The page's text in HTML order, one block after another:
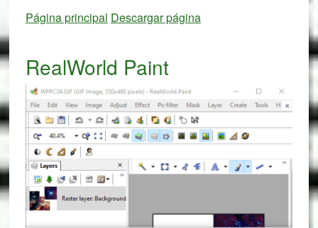
Página principal Descargar página
RealWorld Paint